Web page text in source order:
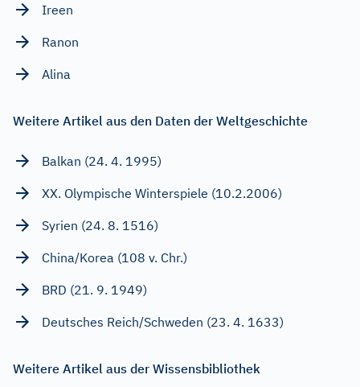
Ireen
Ranon
Alina
Weitere Artikel aus den Daten der Weltgeschichte
Balkan (24. 4. 1995)
XX. Olympische Winterspiele (10.2.2006)
Syrien (24. 8. 1516)
China/Korea (108 v. Chr.)
BRD (21. 9. 1949)
Deutsches Reich/Schweden (23. 4. 1633)
Weitere Artikel aus der Wissensbibliothek